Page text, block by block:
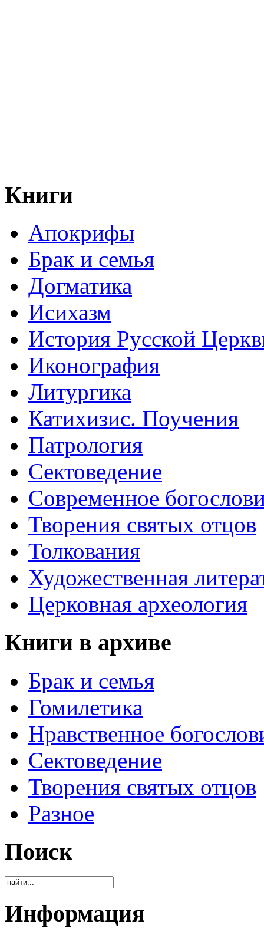
Книги
Апокрифы
Брак и семья
Догматика
Исихазм
История Русской
Иконография
Литургика
Катихизис. Поучения
Патрология
Сектоведение
Современное
Творения святых отцов
Толкования
Художественная
Церковная археология
Книги в архиве
Брак и семья
Гомилетика
Нравственное
Сектоведение
Творения святых отцов
Разное
Поиск
Информация